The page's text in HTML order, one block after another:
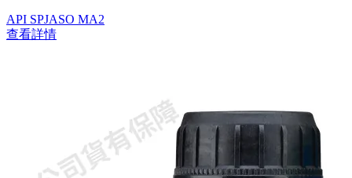
API SPJASO MA2
查看詳情